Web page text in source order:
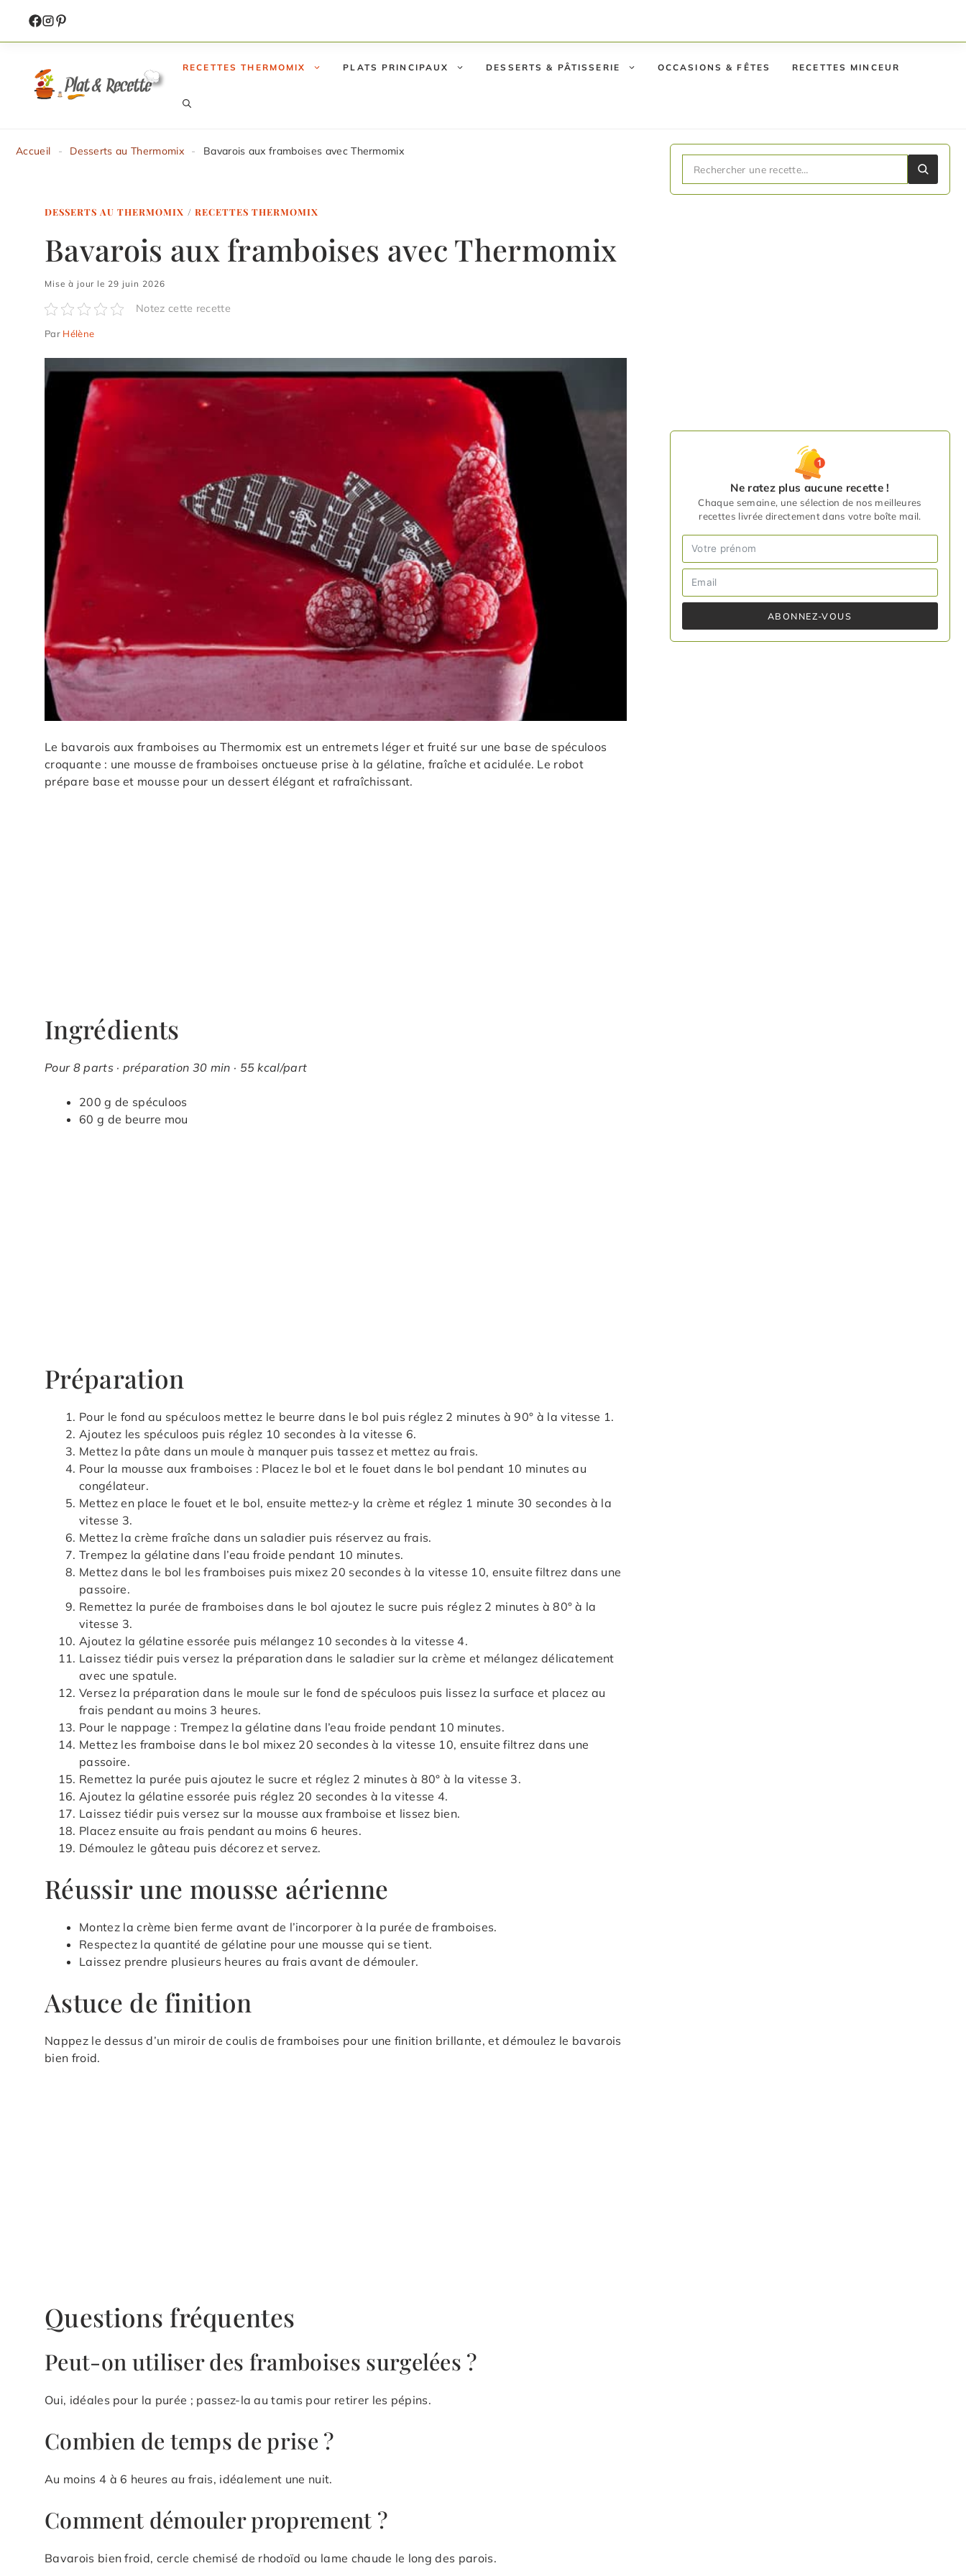
contenu
RECETTES THERMOMIX PLATS PRINCIPAUX DESSERTS & PÂTISSERIE OCCASIONS & FÊTES RECETTES MINCEUR
Accueil - Desserts au Thermomix - Bavarois aux framboises avec Thermomix
DESSERTS AU THERMOMIX / RECETTES THERMOMIX
Bavarois aux framboises avec Thermomix
Mise à jour le 29 juin 2026
Notez cette recette
Par Hélène
Le bavarois aux framboises au Thermomix est un entremets léger et fruité sur une base de spéculoos
croquante : une mousse de framboises onctueuse prise à la gélatine, fraîche et acidulée. Le robot
prépare base et mousse pour un dessert élégant et rafraîchissant.
Ingrédients
Pour 8 parts · préparation 30 min · 55 kcal/part
200 g de spéculoos
60 g de beurre mou
Préparation
Pour le fond au spéculoos mettez le beurre dans le bol puis réglez 2 minutes à 90° à la vitesse 1.
Ajoutez les spéculoos puis réglez 10 secondes à la vitesse 6.
Mettez la pâte dans un moule à manquer puis tassez et mettez au frais.
Pour la mousse aux framboises : Placez le bol et le fouet dans le bol pendant 10 minutes au
congélateur.
Mettez en place le fouet et le bol, ensuite mettez-y la crème et réglez 1 minute 30 secondes à la
vitesse 3.
Mettez la crème fraîche dans un saladier puis réservez au frais.
Trempez la gélatine dans l’eau froide pendant 10 minutes.
Mettez dans le bol les framboises puis mixez 20 secondes à la vitesse 10, ensuite filtrez dans une
passoire.
Remettez la purée de framboises dans le bol ajoutez le sucre puis réglez 2 minutes à 80° à la
vitesse 3.
Ajoutez la gélatine essorée puis mélangez 10 secondes à la vitesse 4.
Laissez tiédir puis versez la préparation dans le saladier sur la crème et mélangez délicatement
avec une spatule.
Versez la préparation dans le moule sur le fond de spéculoos puis lissez la surface et placez au
frais pendant au moins 3 heures.
Pour le nappage : Trempez la gélatine dans l’eau froide pendant 10 minutes.
Mettez les framboise dans le bol mixez 20 secondes à la vitesse 10, ensuite filtrez dans une
passoire.
Remettez la purée puis ajoutez le sucre et réglez 2 minutes à 80° à la vitesse 3.
Ajoutez la gélatine essorée puis réglez 20 secondes à la vitesse 4.
Laissez tiédir puis versez sur la mousse aux framboise et lissez bien.
Placez ensuite au frais pendant au moins 6 heures.
Démoulez le gâteau puis décorez et servez.
Réussir une mousse aérienne
Montez la crème bien ferme avant de l’incorporer à la purée de framboises.
Respectez la quantité de gélatine pour une mousse qui se tient.
Laissez prendre plusieurs heures au frais avant de démouler.
Astuce de finition
Nappez le dessus d’un miroir de coulis de framboises pour une finition brillante, et démoulez le bavarois
bien froid.
Questions fréquentes
Peut-on utiliser des framboises surgelées ?
Oui, idéales pour la purée ; passez-la au tamis pour retirer les pépins.
Combien de temps de prise ?
Au moins 4 à 6 heures au frais, idéalement une nuit.
Comment démouler proprement ?
Bavarois bien froid, cercle chemisé de rhodoïd ou lame chaude le long des parois.
Ne ratez plus aucune recette !
Chaque semaine, une sélection de nos meilleures
recettes livrée directement dans votre boîte mail.
ABONNEZ-VOUS